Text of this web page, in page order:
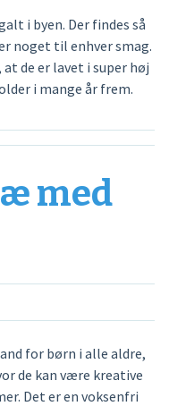
i byen. Der findes så
noget til enhver smag.
de er lavet i super høj
i mange år frem.
med
for børn i alle aldre,
de kan være kreative
Det er en voksenfri